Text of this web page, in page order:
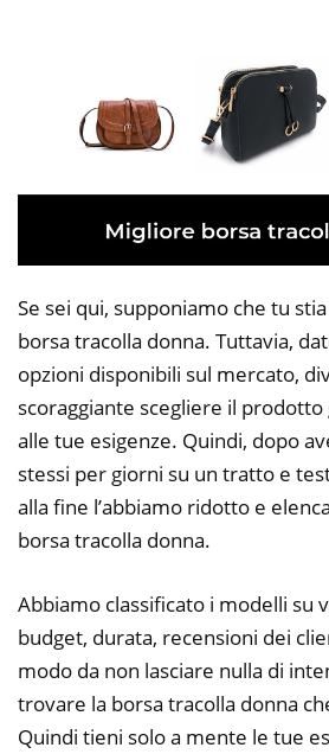
Se sei qui, supponiamo che tu
borsa tracolla donna. Tuttavia,
opzioni disponibili sul mercato,
scoraggiante scegliere il prodotto
alle tue esigenze. Quindi, dopo
stessi per giorni su un tratto e
alla fine l’abbiamo ridotto e
borsa tracolla donna.
Abbiamo classificato i modelli su
budget, durata, recensioni dei
modo da non lasciare nulla di
trovare la borsa tracolla donna
Quindi tieni solo a mente le tue